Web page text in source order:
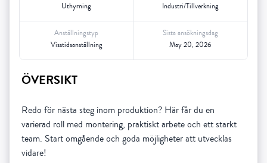
Uthyrning
Industri/Tillverkning
Visstidsanställning
Anställningstyp
May 20, 2026
Sista ansökningsdag
ÖVERSIKT
Redo för nästa steg inom produktion? Här får du en
varierad roll med montering, praktiskt arbete och ett starkt
team. Start omgående och goda möjligheter att utvecklas
vidare!